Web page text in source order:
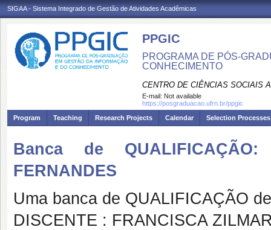
SIGAA - Sistema Integrado de Gestão de Atividades Acadêmicas
PPGIC
PROGRAMA DE PÓS-
CONHECIMENTO
CENTRO DE CIÊNCIAS SOCIAIS
E-mail: Not available
https://posgraduacao.ufrn.br/ppgic
Program
Teaching Research Projects Calendar Selection Processes
Banca de
FERNANDES
Uma banca de QUALIFICAÇÃO
DISCENTE : FRANCISCA